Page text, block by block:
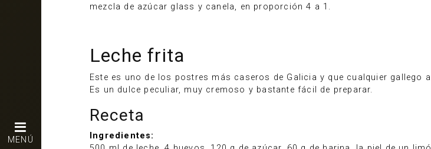
MENÚ
mezcla de azúcar glass y canela, en proporción 4 a 1.
Leche frita
Este es uno de los postres más caseros de Galicia y que cualquier
Es un dulce peculiar, muy cremoso y bastante fácil de preparar.
Receta
Ingredientes: